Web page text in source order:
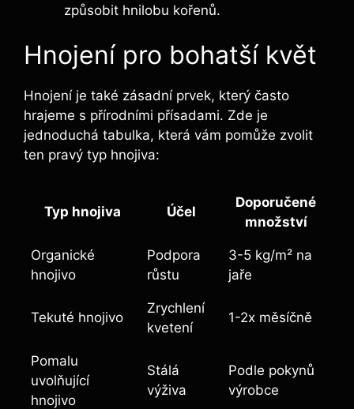
způsobit hnilobu kořenů.
Hnojení ​pro bohatší květ
Hnojení je také zásadní prvek, který často
hrajeme s přírodními přísadami. Zde je
jednoduchá ‍tabulka, která vám ‍pomůže zvolit
ten pravý typ hnojiva:
Typ hnojiva Účel
Doporučené
množství
Organické
hnojivo
Podpora⁣
růstu
3-5 kg/m² na
jaře
Tekuté‌ hnojivo
Zrychlení
kvetení
1-2x měsíčně
Pomalu
uvolňující
hnojivo
Stálá
výživa
Podle pokynů
výrobce